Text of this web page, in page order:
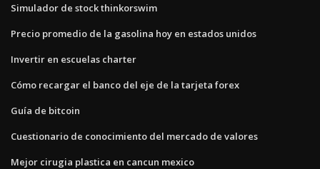
Simulador de stock thinkorswim
Precio promedio de la gasolina hoy en estados unidos
Invertir en escuelas charter
Cómo recargar el banco del eje de la tarjeta forex
Guía de bitcoin
Cuestionario de conocimiento del mercado de valores
Mejor cirugia plastica en cancun mexico